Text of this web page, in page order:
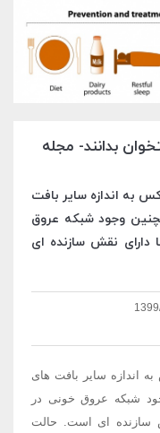
بدانند- مجله
به اندازه سایر بافت
وجود شبکه عروق
نقش سازنده ای
اندازه سایر بافت های
شبکه عروق خونی در
سازنده ای است. حالت